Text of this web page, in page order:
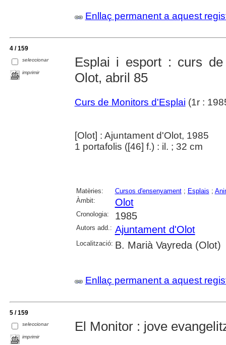
Enllaç permanent a aquest
4 / 159
seleccionar
imprimir
Esplai i esport : curs
Olot, abril 85
Curs de Monitors d'Esplai (1r :
[Olot] : Ajuntament d'Olot, 1985
1 portafolis ([46] f.) : il. ; 32 cm
Matèries: Cursos d'ensenyament; Esplais ;
Àmbit:
Olot
Cronologia: 1985
Autors add.: Ajuntament d'Olot
Localització: B. Marià Vayreda (Olot)
Enllaç permanent a aquest
5 / 159
seleccionar
imprimir
El Monitor : jove